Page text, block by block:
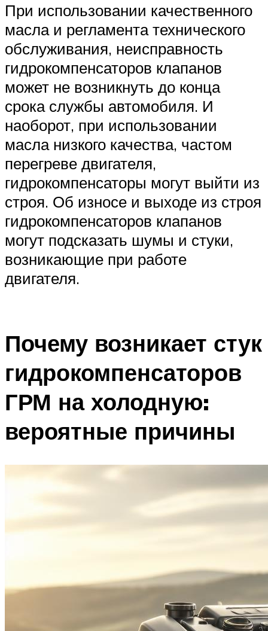
При использовании качественного
масла и регламента технического
обслуживания, неисправность
гидрокомпенсаторов клапанов
может не возникнуть до конца
срока службы автомобиля. И
наоборот, при использовании
масла низкого качества, частом
перегреве двигателя,
гидрокомпенсаторы могут выйти из
строя. Об износе и выходе из строя
гидрокомпенсаторов клапанов
могут подсказать шумы и стуки,
возникающие при работе
двигателя.
Почему возникает стук
гидрокомпенсаторов
ГРМ на холодную:
вероятные причины